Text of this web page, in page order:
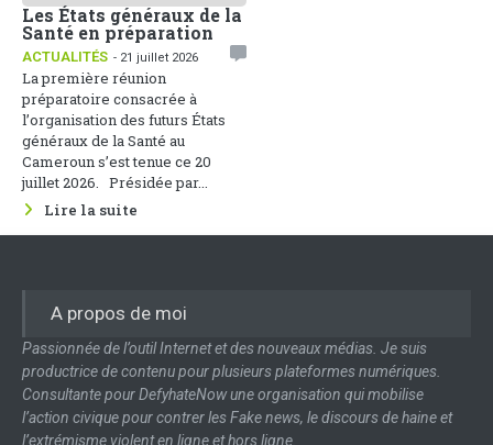
Les États généraux de la
Santé en préparation
ACTUALITÉS - 21 juillet 2026
La première réunion
préparatoire consacrée à
l’organisation des futurs États
généraux de la Santé au
Cameroun s’est tenue ce 20
juillet 2026. Présidée par...
Lire la suite
A propos de moi
Passionnée de l’outil Internet et des nouveaux médias. Je suis
productrice de contenu pour plusieurs plateformes numériques.
Consultante pour DefyhateNow une organisation qui mobilise
l’action civique pour contrer les Fake news, le discours de haine et
l’extrémisme violent en ligne et hors ligne.